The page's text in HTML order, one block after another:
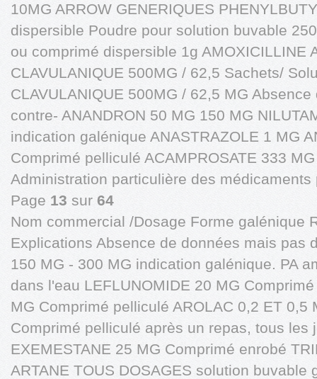
10MG ARROW GENERIQUES
dispersible Poudre pour solution buvable
ou comprimé dispersible 1g AMOXICILLINE
CLAVULANIQUE 500MG / 62,5 Sachets/
CLAVULANIQUE 500MG / 62,5 MG
contre- ANANDRON 50 MG 150 MG
indication galénique ANASTRAZOLE 1 MG
Comprimé pelliculé ACAMPROSATE 333
Administration particulière des
Page 13 sur 64
Nom commercial /Dosage Forme galénique
Explications Absence de données mais pas
150 MG - 300 MG indication galénique. PA
dans l'eau LEFLUNOMIDE 20 MG
MG Comprimé pelliculé AROLAC 0,2 ET 0,5
Comprimé pelliculé après un repas, tous les
EXEMESTANE 25 MG Comprimé enrobé
ARTANE TOUS DOSAGES solution buvable